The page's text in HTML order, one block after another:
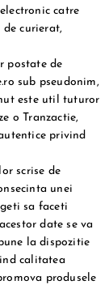
catre
curierat,
postate de
sub pseudonim,
este util tuturor
o Tranzactie,
privind
scrise de
unei
sa faceti
date se va
la dispozitie
calitatea
produsele